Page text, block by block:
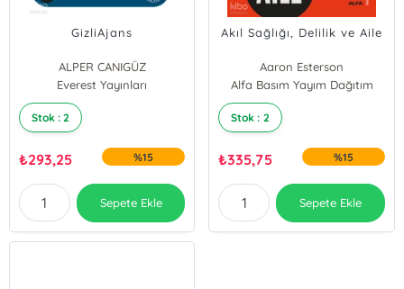
GizliAjans
ALPER CANIGÜZ
Everest Yayınları
Stok : 2
₺293,25 %15
Sepete Ekle
Akıl Sağlığı, Delilik ve Aile
Aaron Esterson
Richard David Laing
Alfa Basım Yayım Dağıtım
Stok : 2
₺335,75 %15
Sepete Ekle